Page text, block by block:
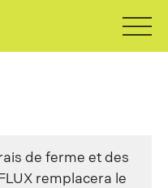
de ferme et des
remplacera le